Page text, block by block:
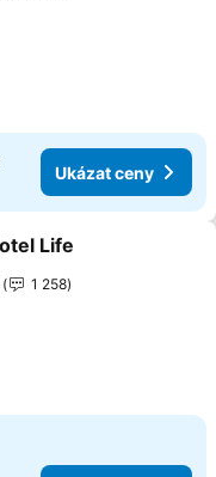
Ukázat ceny
seznam oblíbených
Life
1 258